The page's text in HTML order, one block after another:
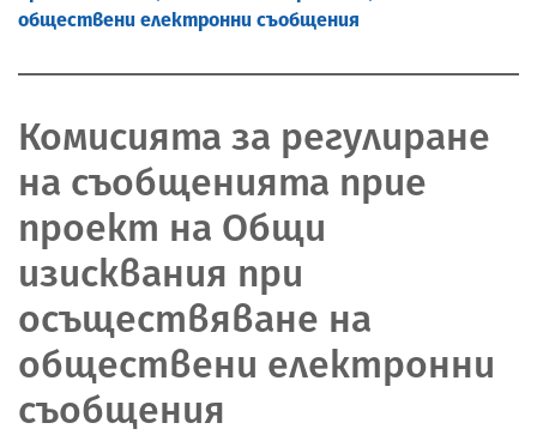
обществени електронни съобщения
Комисията за регулиране
на съобщенията прие
проект на Общи
изисквания при
осъществяване на
обществени електронни
съобщения